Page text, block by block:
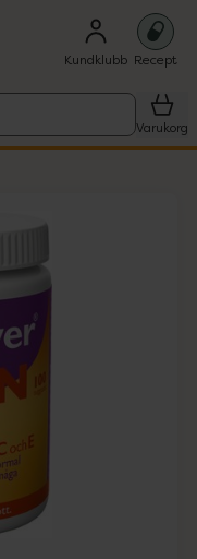
Kundklubb Recept
Varukorg